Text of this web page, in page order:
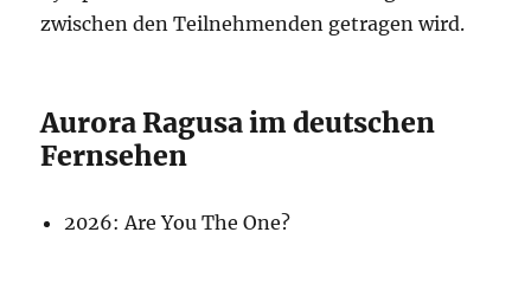
zwischen den Teilnehmenden getragen wird.
Aurora Ragusa im deutschen
Fernsehen
2026: Are You The One?